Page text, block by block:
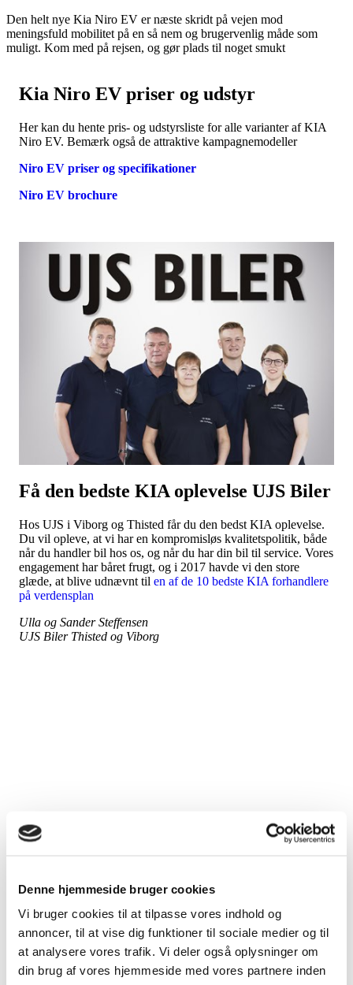
Denne hjemmeside bruger cookies
Vi bruger cookies til at tilpasse vores indhold og
annoncer, til at vise dig funktioner til sociale medier og til
at analysere vores trafik. Vi deler også oplysninger om
din brug af vores hjemmeside med vores partnere inden
Den helt nye Kia Niro EV er næste skridt på vejen mod
meningsfuld mobilitet på en så nem og brugervenlig måde som
muligt. Kom med på rejsen, og gør plads til noget smukt
Kia Niro EV priser og udstyr
Her kan du hente pris- og udstyrsliste for alle varianter af KIA
Niro EV. Bemærk også de attraktive kampagnemodeller
Niro EV priser og specifikationer
Niro EV brochure
Få den bedste KIA oplevelse UJS Biler
Hos UJS i Viborg og Thisted får du den bedst KIA oplevelse.
Du vil opleve, at vi har en kompromisløs kvalitetspolitik, både
når du handler bil hos os, og når du har din bil til service. Vores
engagement har båret frugt, og i 2017 havde vi den store
glæde, at blive udnævnt til en af de 10 bedste KIA forhandlere
på verdensplan
Ulla og Sander Steffensen
UJS Biler Thisted og Viborg